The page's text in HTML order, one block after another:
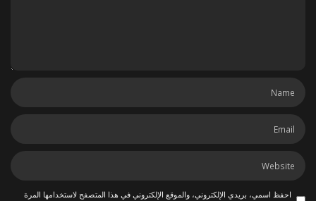
احفظ اسمي، بريدي الإلكتروني، والموقع الإلكتروني في هذا المتصفح لاستخدامها المرة